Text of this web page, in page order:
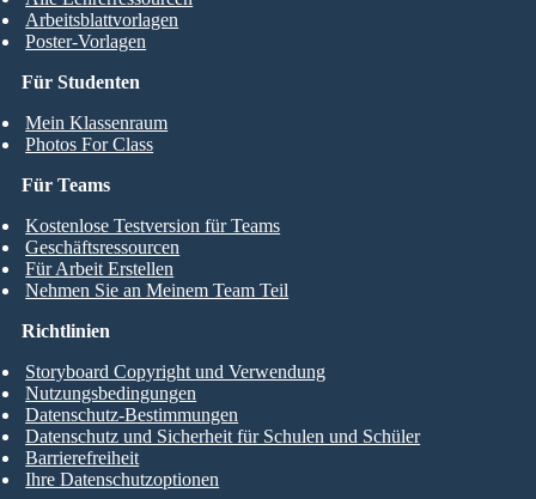
Für Studenten
Mein Klassenraum
Photos For Class
Arbeitsblattvorlagen
Poster-Vorlagen
Für Teams
Kostenlose Testversion für Teams
Geschäftsressourcen
Für Arbeit Erstellen
Nehmen Sie an Meinem Team Teil
Richtlinien
Storyboard Copyright und Verwendung
Nutzungsbedingungen
Datenschutz-Bestimmungen
Datenschutz und Sicherheit für Schulen und Schüler
Barrierefreiheit
Ihre Datenschutzoptionen